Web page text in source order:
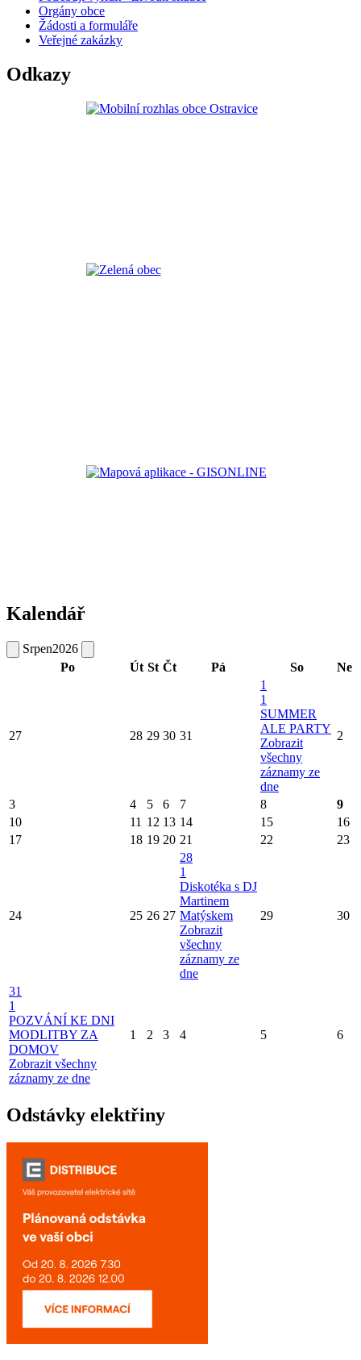
Orgány obce
Žádosti a formuláře
Veřejné zakázky
Odkazy
Kalendář
Srpen2026
Po
Út St Čt Pá So Ne
27 28 29 30 31
1
1
SUMMER
ALE PARTY
Zobrazit
všechny
záznamy ze
dne
2
3 4 5 6 7 8
9
10
11 12 13 14 15
16
17
18 19 20 21 22 23
24 25 26 27
28
1
Diskotéka s DJ
Martinem
Matýskem
Zobrazit
všechny
záznamy ze
dne
29 30
31
1
POZVÁNÍ KE DNI
MODLITBY ZA
DOMOV
Zobrazit všechny
záznamy ze dne
1 2 3 4 5 6
Odstávky elektřiny